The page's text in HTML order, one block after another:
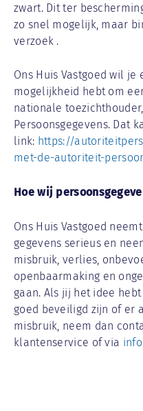
zwart. Dit ter
zo snel mogelijk, maar
verzoek .
Ons Huis Vastgoed wil
mogelijkheid hebt om
nationale
Persoonsgegevens. Dat
link: https://
met-de-autoriteit-
Hoe wij
Ons Huis Vastgoed
gegevens serieus en
misbruik, verlies,
openbaarmaking en
gaan. Als jij het idee
goed beveiligd zijn of er
misbruik, neem dan
klantenservice of via